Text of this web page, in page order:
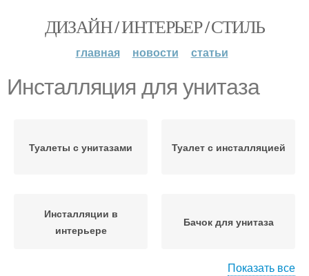
ДИЗАЙН / ИНТЕРЬЕР / СТИЛЬ
главная новости статьи
Инсталляция для унитаза
Туалеты с унитазами Туалет с инсталляцией
Инсталляции в
интерьере
Бачок для унитаза
Показать все